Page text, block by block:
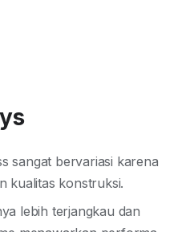
sangat bervariasi karena
kualitas konstruksi.
lebih terjangkau dan